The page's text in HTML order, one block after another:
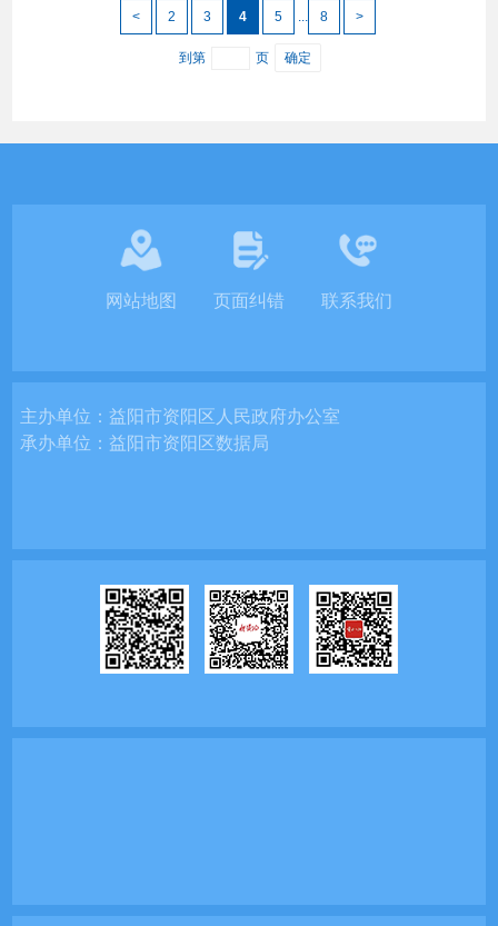
< 2 3 4 5 ... 8 >
到第 页 确定
网站地图 页面纠错 联系我们
主办单位：益阳市资阳区人民政府办公室
承办单位：益阳市资阳区数据局